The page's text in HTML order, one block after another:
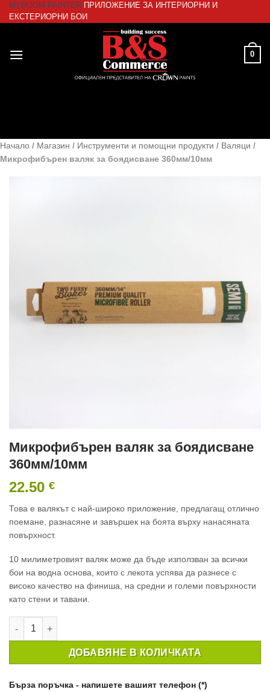
Skip
to
MYROOM-PAINTER ПРИЛОЖЕНИЕ ЗА ИНТЕРИОРНИ И
ЕКСТЕРИОРНИ БОИ
0
Начало / Магазин / Инструменти и помощни продукти / Валяци /
Микрофибърен валяк за боядисване 360мм/10мм
Микрофибърен валяк за боядисване
360мм/10мм
22.50 €
Това е валякът с най-широко приложение, предлагащ отлично
поемане, разнасяне и завършек на боята върху нанасяната
повърхност.
10 милиметровият валяк може да бъде използван за всички
бои на водна основа, които с лекота успява да разнесе с
високо качество на финиша, на средни и големи повърхности
като стени и тавани.
количество за Микрофибърен валяк за боядисване 360мм/
ДОБАВЯНЕ В КОЛИЧКАТА
Бърза поръчка - напишете вашият телефон (*)